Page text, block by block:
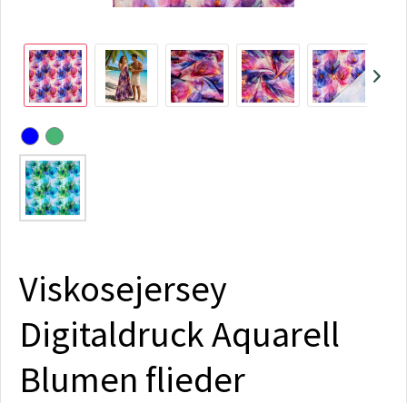
Viskosejersey
Digitaldruck Aquarell
Blumen flieder